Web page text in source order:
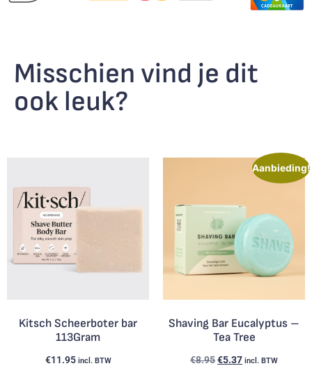
Misschien vind je dit
ook leuk?
Kitsch Scheerboter bar
113Gram
€11.95 incl. BTW
Aanbieding!
Shaving Bar Eucalyptus –
Tea Tree
€8.95€5.37 incl. BTW